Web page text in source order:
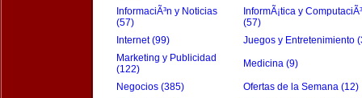
InformaciÃ³n y Noticias
(57)
InformÃ¡tica y
(57)
Internet (99)
Juegos y Entretenimiento
Marketing y Publicidad
(122)
Medicina (9)
Negocios (385)
Ofertas de la Semana (12)